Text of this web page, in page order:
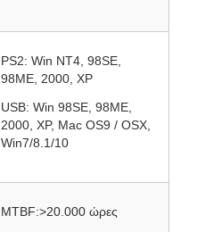
PS2: Win NT4, 98SE,
98ME, 2000, XP
USB: Win 98SE, 98ME,
2000, XP, Mac OS9 / OSX,
Win7/8.1/10
MTBF:>20.000 ώρες